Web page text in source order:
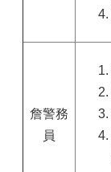
詹警務
員